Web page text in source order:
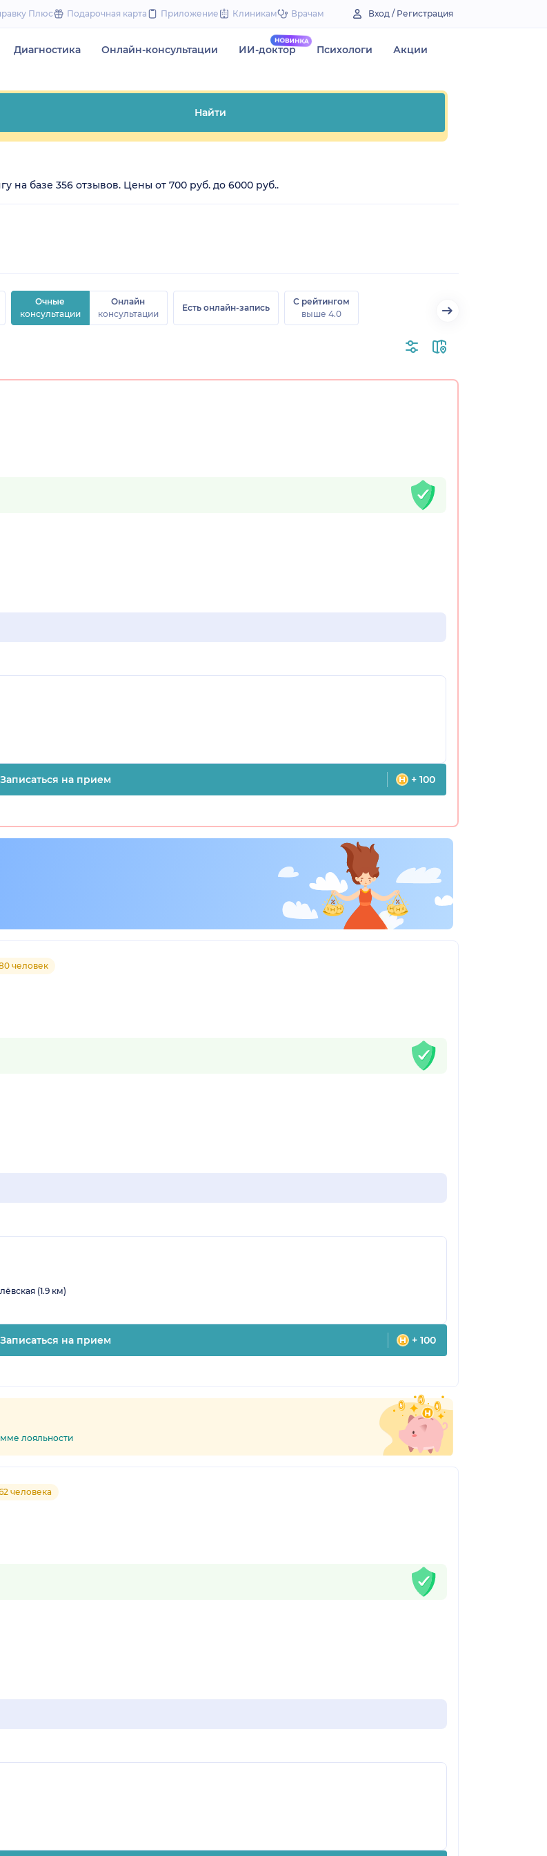
to
Плюс Подарочная карта Приложение Клиникам Врачам Вход / Регистрация
Диагностика Онлайн-консультации ИИ-доктор Психологи Акции
Найти
на базе 356 отзывов. Цены от 700 руб. до 6000 руб..
Очные
консультации
Онлайн
консультации
Есть онлайн-запись
С рейтингом
выше 4.0
Записаться на прием + 100
человек
(1.9 км)
Записаться на прием + 100
лояльности
человека